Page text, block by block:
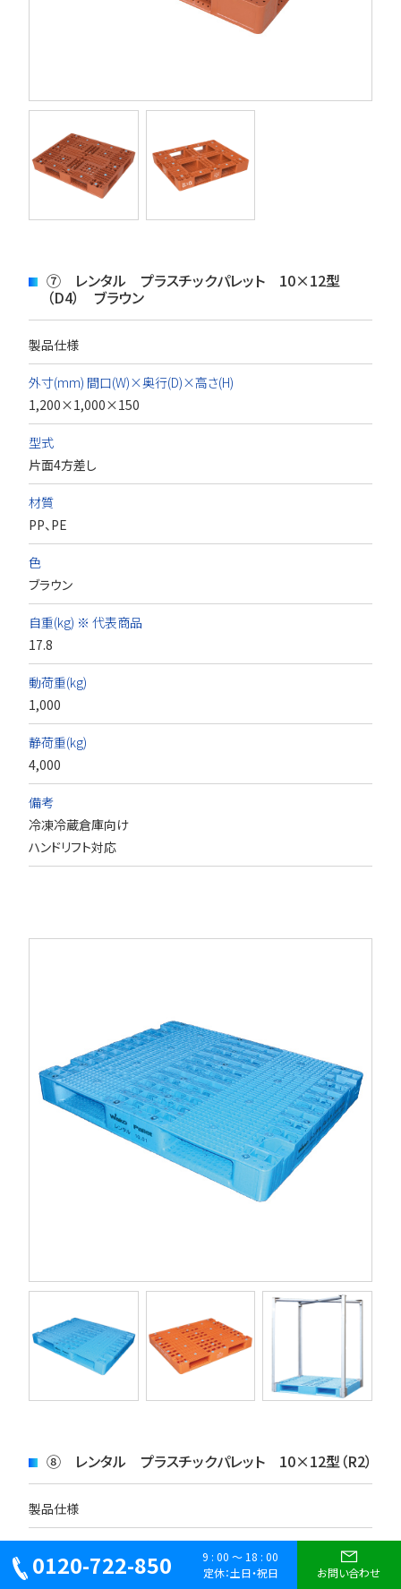
0120-722-850
9 : 00 ～ 18 : 00
定休：土日・祝日
お問い合わせ
⑦ レンタル プラスチックパレット 10×12型
（D4） ブラウン
製品仕様
外寸(mm) 間口(W)×奥行(D)×高さ(H)
1,200×1,000×150
型式
片面4方差し
材質
PP、PE
色
ブラウン
自重(kg) ※ 代表商品
17.8
動荷重(kg)
1,000
静荷重(kg)
4,000
備考
冷凍冷蔵倉庫向け
ハンドリフト対応
⑧ レンタル プラスチックパレット 10×12型（R2）
製品仕様
外寸(mm) 間口(W)×奥行(D)×高さ(H)
1,200×1,000×130